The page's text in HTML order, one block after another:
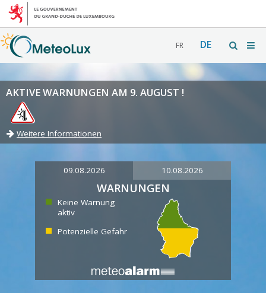
FR DE
AKTIVE WARNUNGEN AM 9. AUGUST !
Weitere Informationen
09.08.2026 10.08.2026
WARNUNGEN
Keine Warnung
aktiv
Potenzielle Gefahr